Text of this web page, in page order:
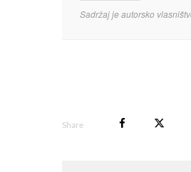
Sadržaj je autorsko
Share